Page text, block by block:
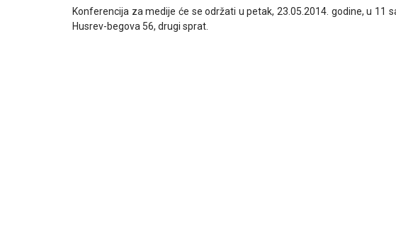
Konferencija za medije će se održati u petak, 23.05.2014. godine, u 11
Husrev-begova 56, drugi sprat.